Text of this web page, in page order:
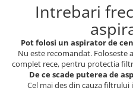
Intrebari
Pot folosi un aspirator de
Nu este recomandat. Foloseste
complet rece, pentru protectia
De ce scade puterea de
Cel mai des din cauza